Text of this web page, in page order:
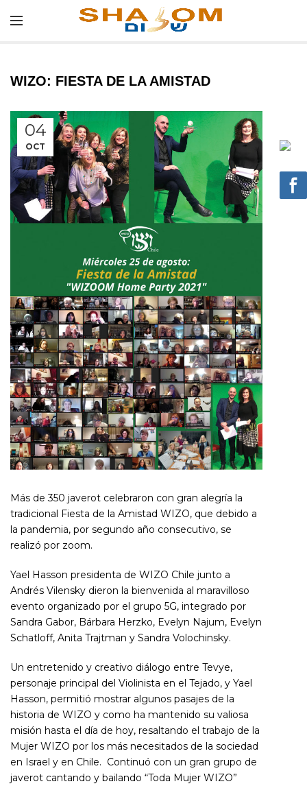
WIZO: FIESTA DE LA AMISTAD
04
OCT
Más de 350 javerot celebraron con gran alegría la
tradicional Fiesta de la Amistad WIZO, que debido a
la pandemia, por segundo año consecutivo, se
realizó por zoom.
Yael Hasson presidenta de WIZO Chile junto a
Andrés Vilensky dieron la bienvenida al maravilloso
evento organizado por el grupo 5G, integrado por
Sandra Gabor, Bárbara Herzko, Evelyn Najum, Evelyn
Schatloff, Anita Trajtman y Sandra Volochinsky.
Un entretenido y creativo diálogo entre Tevye,
personaje principal del Violinista en el Tejado, y Yael
Hasson, permitió mostrar algunos pasajes de la
historia de WIZO y como ha mantenido su valiosa
misión hasta el día de hoy, resaltando el trabajo de la
Mujer WIZO por los más necesitados de la sociedad
en Israel y en Chile. Continuó con un gran grupo de
javerot cantando y bailando “Toda Mujer WIZO”